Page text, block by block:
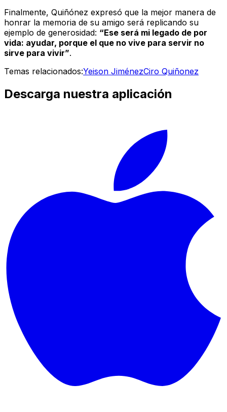
Finalmente, Quiñónez expresó que la mejor manera de
honrar la memoria de su amigo será replicando su
ejemplo de generosidad: “Ese será mi legado de por
vida: ayudar, porque el que no vive para servir no
sirve para vivir”.
Temas relacionados:Yeison JiménezCiro Quiñonez
Descarga nuestra aplicación